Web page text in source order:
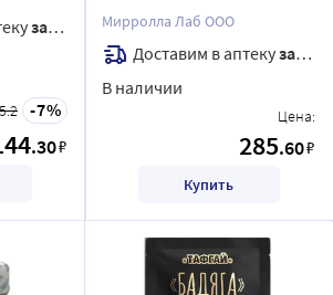
завтра
7
.30₽
Мирролла Лаб ООО
Доставим в аптекузавтра
В наличии
Цена:
285.60₽
Купить